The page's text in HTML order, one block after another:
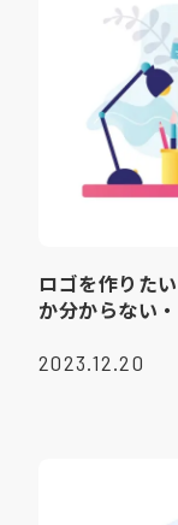
ロゴを作りた
か分からない
2023.12.20